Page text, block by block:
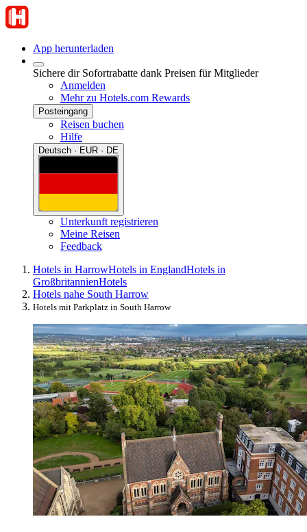
App herunterladen
Sichere dir Sofortrabatte dank Preisen für Mitglieder
Anmelden
Mehr zu Hotels.com Rewards
Posteingang
Reisen buchen
Hilfe
Deutsch · EUR · DE
Unterkunft registrieren
Meine Reisen
Feedback
Hotels in HarrowHotels in EnglandHotels in
GroßbritannienHotels
Hotels nahe South Harrow
Hotels mit Parkplatz in South Harrow